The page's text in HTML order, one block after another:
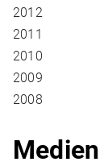
2012
2011
2010
2009
2008
Medien